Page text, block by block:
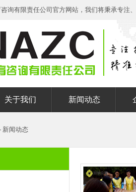
询有限责任公司官方网站，我们将秉承专注
关于我们 新闻动态
新闻动态